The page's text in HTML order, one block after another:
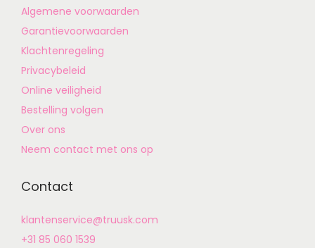
Algemene voorwaarden
Garantievoorwaarden
Klachtenregeling
Privacybeleid
Online veiligheid
Bestelling volgen
Over ons
Neem contact met ons op
Contact
klantenservice@truusk.com
+31 85 060 1539